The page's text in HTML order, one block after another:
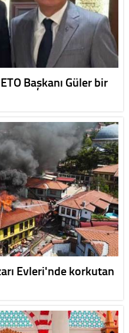
Başkanı Güler bir
Evleri'nde korkutan